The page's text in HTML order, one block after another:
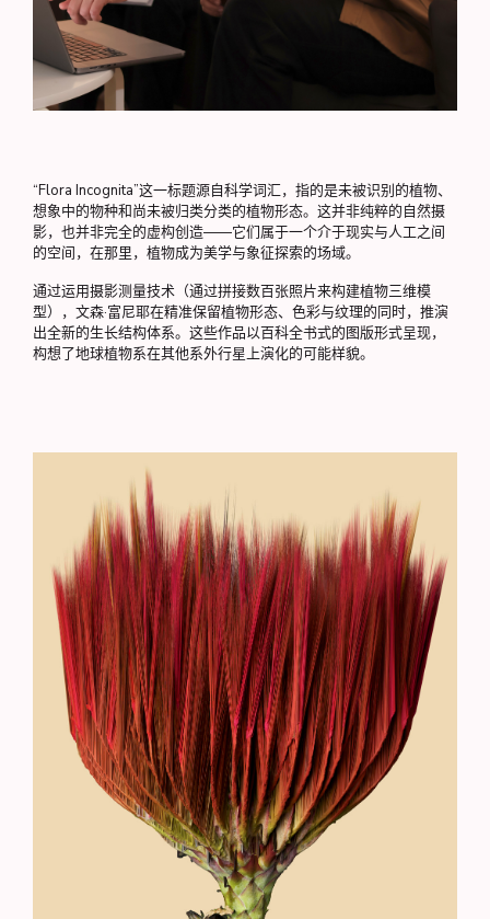
“Flora Incognita”这一标题源自科学词汇，指的是未被识别的植物、
想象中的物种和尚未被归类分类的植物形态。这并非纯粹的自然摄
影，也并非完全的虚构创造——它们属于一个介于现实与人工之间
的空间，在那里，植物成为美学与象征探索的场域。
通过运用摄影测量技术（通过拼接数百张照片来构建植物三维模
型），文森·富尼耶在精准保留植物形态、色彩与纹理的同时，推演
出全新的生长结构体系。这些作品以百科全书式的图版形式呈现，
构想了地球植物系在其他系外行星上演化的可能样貌。